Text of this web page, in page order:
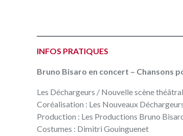
INFOS PRATIQUES
Bruno Bisaro en concert‭ – ‬Chansons
Les Déchargeurs‭ / ‬Nouvelle scène
Coréalisation‭ : ‬Les Nouveaux
Production‭ : ‬Les Productions Bruno
Costumes : Dimitri Gouinguenet